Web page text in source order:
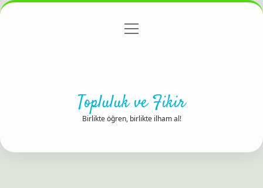
Gizlilik Politikası
menüyü
Topluluk ve Fikir
Birlikte öğren, birlikte ilham al!